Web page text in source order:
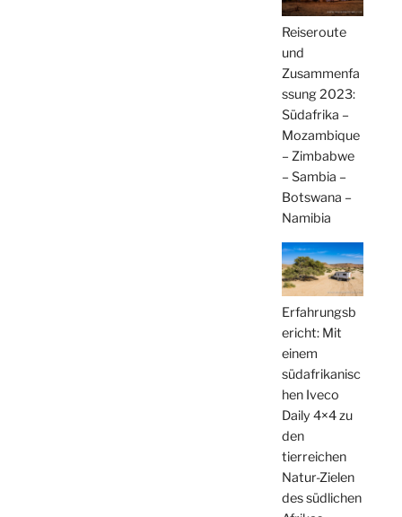
Reiseroute
und
Zusammenfa
ssung 2023:
Südafrika –
Mozambique
– Zimbabwe
– Sambia –
Botswana –
Namibia
Erfahrungsb
ericht: Mit
einem
südafrikanisc
hen Iveco
Daily 4×4 zu
den
tierreichen
Natur-Zielen
des südlichen